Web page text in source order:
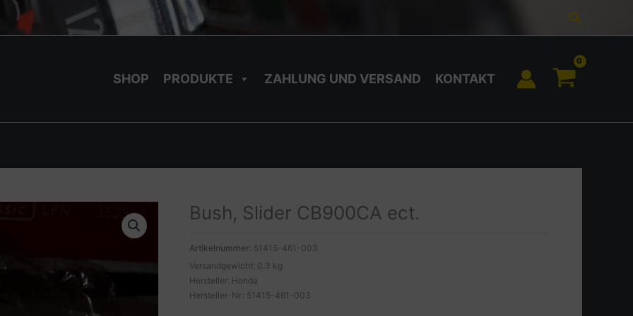
Suchen
SHOP PRODUKTE ZAHLUNG UND VERSAND KONTAKT
Bush, Slider CB900CA ect.
Artikelnummer: 51415-461-003
Versandgewicht: 0.3 kg
Hersteller: Honda
Hersteller-Nr.: 51415-461-003